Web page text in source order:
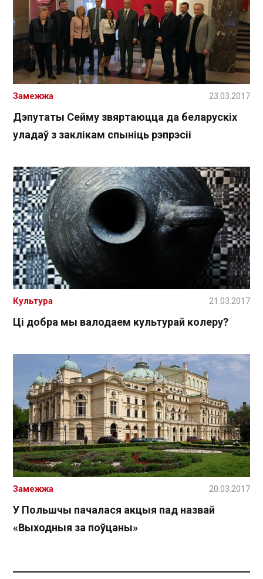
Дэпутаты Сейму звяртаюцца да беларускіх
уладаў з заклікам спыніць рэпрэсіі
Замежжа 23.03.2017
Ці добра мы валодаем культурай колеру?
Культура 21.03.2017
У Польшчы пачалася акцыя пад назвай
«Выходныя за поўцаны»
Замежжа 20.03.2017